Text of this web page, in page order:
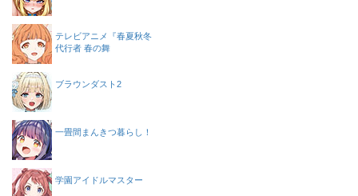
テレビアニメ『春夏秋冬
代行者 春の舞
ブラウンダスト2
一畳間まんきつ暮らし！
学園アイドルマスター